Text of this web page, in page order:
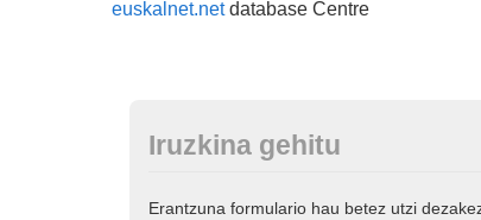
euskalnet.netdatabase Centre
Iruzkina gehitu
Erantzuna formulario hau betez utzi